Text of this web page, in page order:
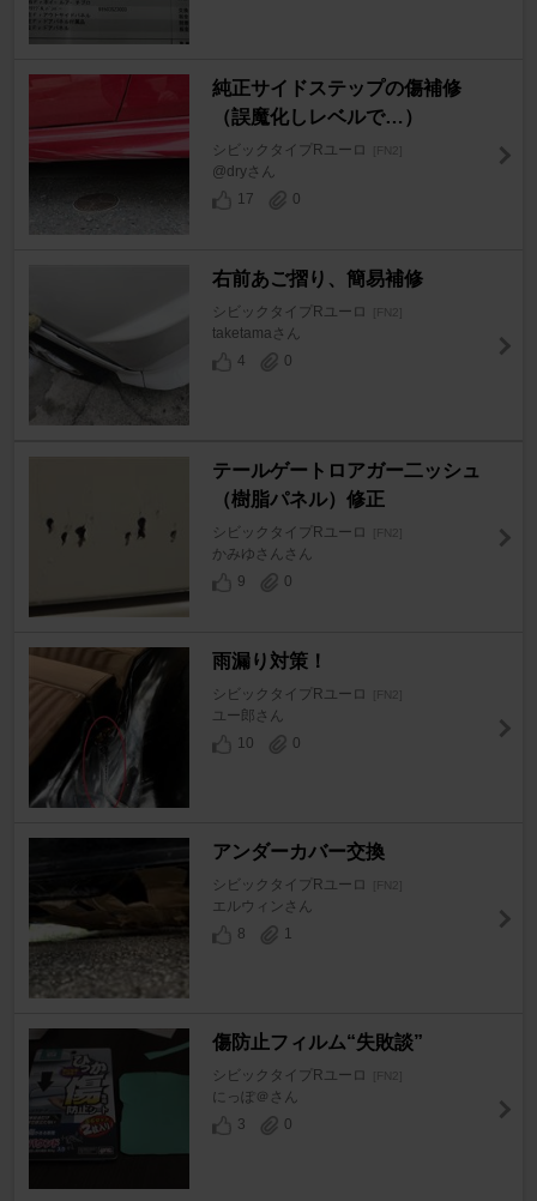
純正サイドステップの傷補修
（誤魔化しレベルで…）
シビックタイプRユーロ [FN2]
@dryさん
17
0
右前あご摺り、簡易補修
シビックタイプRユーロ [FN2]
taketamaさん
4
0
テールゲートロアガー二ッシュ
（樹脂パネル）修正
シビックタイプRユーロ [FN2]
かみゆさんさん
9
0
雨漏り対策！
シビックタイプRユーロ [FN2]
ユー郎さん
10
0
アンダーカバー交換
シビックタイプRユーロ [FN2]
エルウィンさん
8
1
傷防止フィルム“失敗談”
シビックタイプRユーロ [FN2]
にっぽ＠さん
3
0